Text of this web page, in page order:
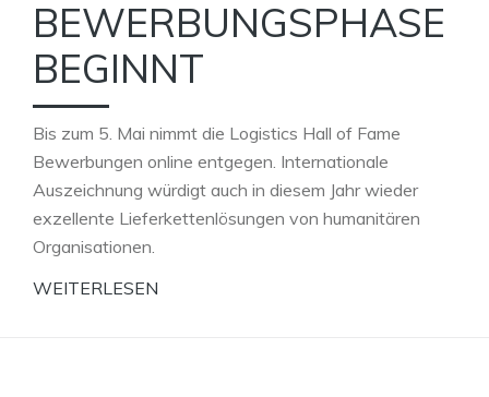
BEWERBUNGSPHASE
BEGINNT
Bis zum 5. Mai nimmt die Logistics Hall of Fame
Bewerbungen online entgegen. Internationale
Auszeichnung würdigt auch in diesem Jahr wieder
exzellente Lieferkettenlösungen von humanitären
Organisationen.
WEITERLESEN